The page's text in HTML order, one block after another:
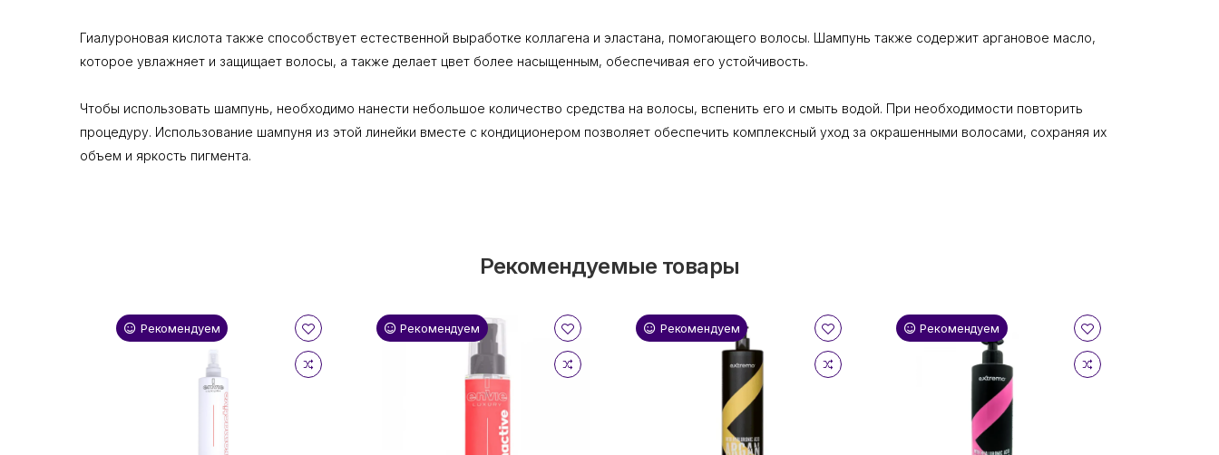
Гиалуроновая кислота также способствует естественной выработке коллагена и эластана, помогающего волосы. Шампунь также содержит аргановое масло,
которое увлажняет и защищает волосы, а также делает цвет более насыщенным, обеспечивая его устойчивость.
Чтобы использовать шампунь, необходимо нанести небольшое количество средства на волосы, вспенить его и смыть водой. При необходимости повторить
процедуру. Использование шампуня из этой линейки вместе с кондиционером позволяет обеспечить комплексный уход за окрашенными волосами, сохраняя их
объем и яркость пигмента.
Рекомендуемые товары
Рекомендуем Рекомендуем Рекомендуем Рекомендуем